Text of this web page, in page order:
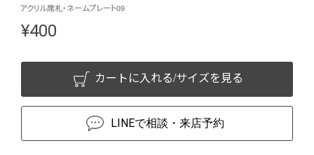
アクリル席札・ネームプレート09
¥400
カートに入れる/サイズを見る
LINEで相談・来店予約